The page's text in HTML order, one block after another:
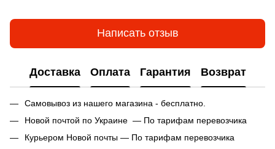
Написать отзыв
Доставка Оплата Гарантия Возврат
Самовывоз из нашего магазина - бесплатно.
Новой почтой по Украине — По тарифам перевозчика
Курьером Новой почты — По тарифам перевозчика